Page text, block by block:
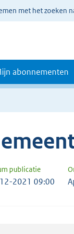
met het zoeken
abonnementen
publicatie
2021 09:00